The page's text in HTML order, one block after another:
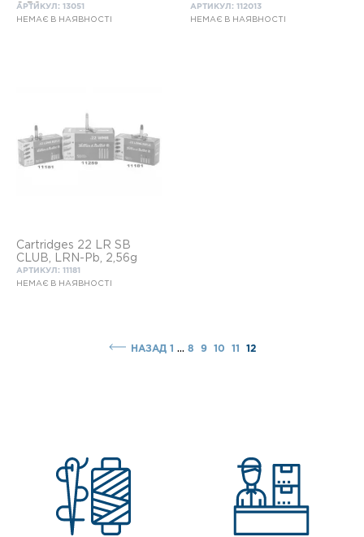
2,56g
АРТИКУЛ: 13051
НЕМАЄ В НАЯВНОСТІ
АРТИКУЛ: 112013
НЕМАЄ В НАЯВНОСТІ
Cartridges 22 LR SB
CLUB, LRN-Pb, 2,56g
АРТИКУЛ: 11181
НЕМАЄ В НАЯВНОСТІ
НАЗАД 1 ... 8 9 10 11 12